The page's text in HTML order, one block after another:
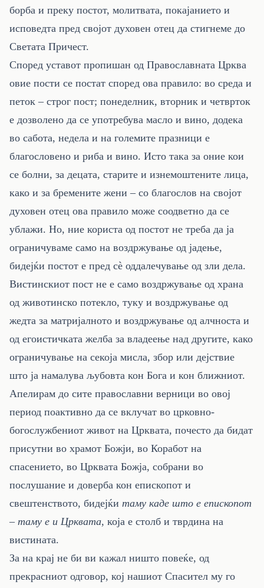
борба и преку постот, молитвата, покајанието и
исповедта пред својот духовен отец да стигнеме до
Светата Причест.
Според уставот пропишан од Православната Црква
овие пости се постат според ова правило: во среда и
петок – строг пост; понеделник, вторник и четврток
е дозволено да се употребува масло и вино, додека
во сабота, недела и на големите празници е
благословено и риба и вино. Исто така за оние кои
се болни, за децата, старите и изнемоштените лица,
како и за бремените жени – со благослов на својот
духовен отец ова правило може соодветно да се
ублажи. Но, ние користа од постот не треба да ја
ограничуваме само на воздржување од јадење,
бидејќи постот е пред сè оддалечување од зли дела.
Вистинскиот пост не е само воздржување од храна
од животинско потекло, туку и воздржување од
жедта за матријалното и воздржување од алчноста и
од егоистичката желба за владеење над другите, како
ограничување на секоја мисла, збор или дејствие
што ја намалува љубовта кон Бога и кон ближниот.
Апелирам до сите православни верници во овој
период поактивно да се вклучат во црковно-
богослужбениот живот на Црквата, почесто да бидат
присутни во храмот Божји, во Коработ на
спасението, во Црквата Божја, собрани во
послушание и доверба кон епископот и
свештенството, бидејќи таму каде што е епископот
– таму е и Црквата, која е столб и тврдина на
вистината.
За на крај не би ви кажал ништо повеќе, од
прекрасниот одговор, кој нашиот Спасител му го